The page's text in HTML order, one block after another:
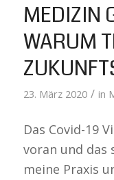
MEDIZIN
WARUM
23. März 2020 / in
Das Covid-19
voran und das
meine Praxis